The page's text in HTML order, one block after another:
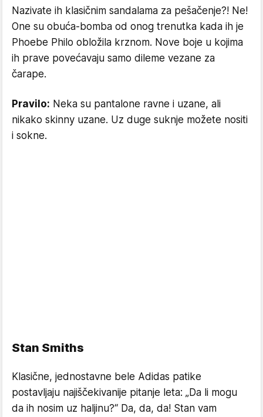
Nazivate ih klasičnim sandalama za pešačenje?! Ne!
One su obuća-bomba od onog trenutka kada ih je
Phoebe Philo obložila krznom. Nove boje u kojima
ih prave povećavaju samo dileme vezane za
čarape.
Pravilo: Neka su pantalone ravne i uzane, ali
nikako skinny uzane. Uz duge suknje možete nositi
i sokne.
Stan Smiths
Klasične, jednostavne bele Adidas patike
postavljaju najiščekivanije pitanje leta: „Da li mogu
da ih nosim uz haljinu?“ Da, da, da! Stan vam